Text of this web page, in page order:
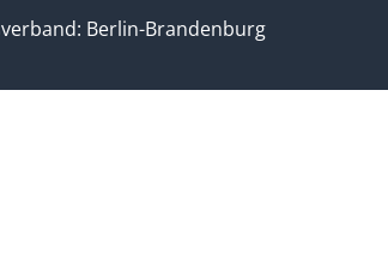
Berlin-Brandenburg